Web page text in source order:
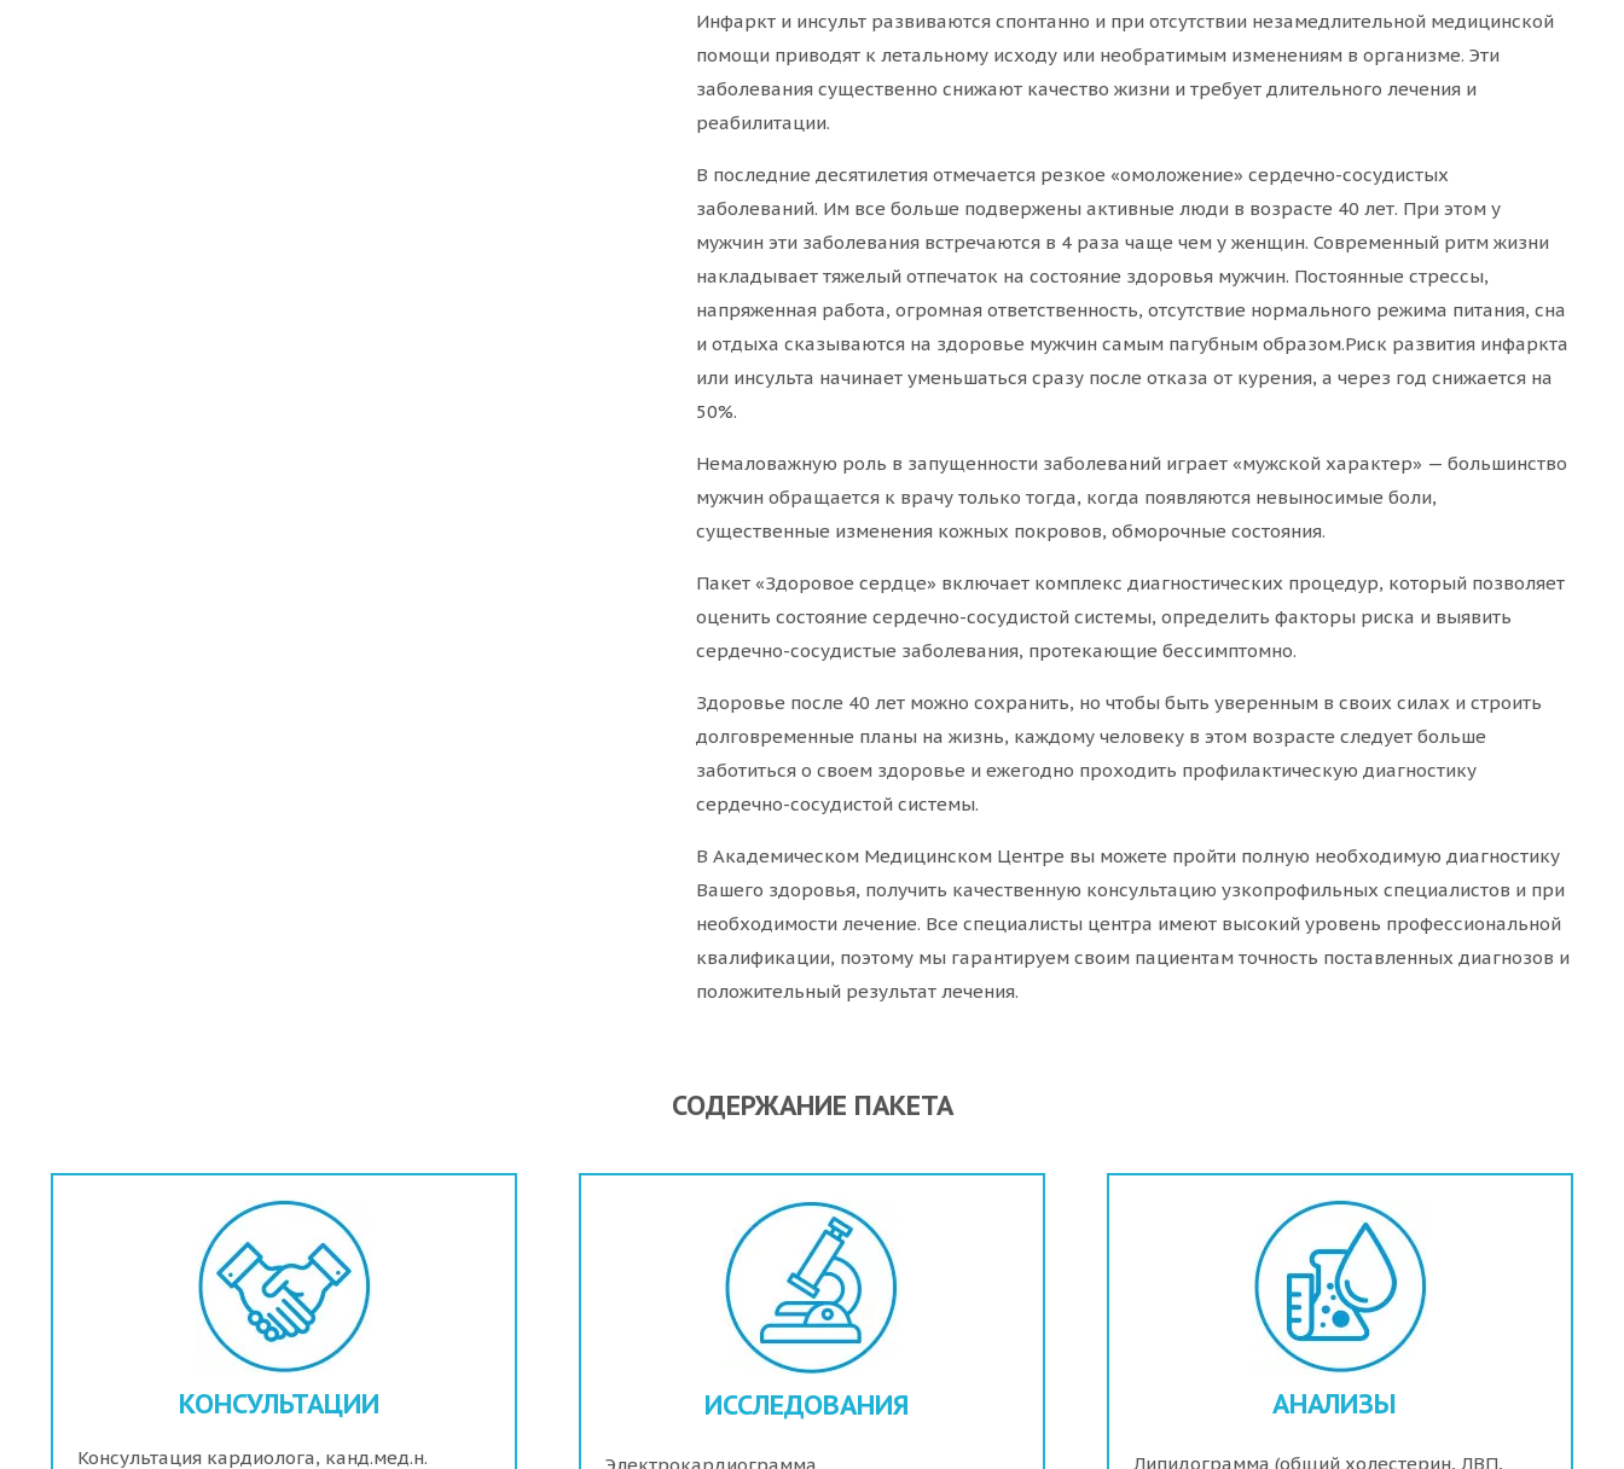
Инфаркт и инсульт развиваются спонтанно и при отсутствии незамедлительной медицинской
помощи приводят к летальному исходу или необратимым изменениям в организме. Эти
заболевания существенно снижают качество жизни и требует длительного лечения и
реабилитации.
В последние десятилетия отмечается резкое «омоложение» сердечно-сосудистых
заболеваний. Им все больше подвержены активные люди в возрасте 40 лет. При этом у
мужчин эти заболевания встречаются в 4 раза чаще чем у женщин. Современный ритм жизни
накладывает тяжелый отпечаток на состояние здоровья мужчин. Постоянные стрессы,
напряженная работа, огромная ответственность, отсутствие нормального режима питания, сна
и отдыха сказываются на здоровье мужчин самым пагубным образом.Риск развития инфаркта
или инсульта начинает уменьшаться сразу после отказа от курения, а через год снижается на
50%.
Немаловажную роль в запущенности заболеваний играет «мужской характер» — большинство
мужчин обращается к врачу только тогда, когда появляются невыносимые боли,
существенные изменения кожных покровов, обморочные состояния.
Пакет «Здоровое сердце» включает комплекс диагностических процедур, который позволяет
оценить состояние сердечно-сосудистой системы, определить факторы риска и выявить
сердечно-сосудистые заболевания, протекающие бессимптомно.
Здоровье после 40 лет можно сохранить, но чтобы быть уверенным в своих силах и строить
долговременные планы на жизнь, каждому человеку в этом возрасте следует больше
заботиться о своем здоровье и ежегодно проходить профилактическую диагностику
сердечно-сосудистой системы.
В Академическом Медицинском Центре вы можете пройти полную необходимую диагностику
Вашего здоровья, получить качественную консультацию узкопрофильных специалистов и при
необходимости лечение. Все специалисты центра имеют высокий уровень профессиональной
квалификации, поэтому мы гарантируем своим пациентам точность поставленных диагнозов и
положительный результат лечения.
СОДЕРЖАНИЕ ПАКЕТА
КОНСУЛЬТАЦИИ
Консультация кардиолога, канд.мед.н.
ИССЛЕДОВАНИЯ АНАЛИЗЫ
Липидограмма (общий холестерин, ЛВП,